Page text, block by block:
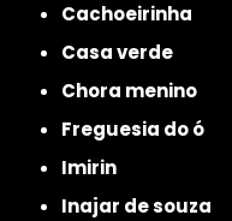
cachoeirinha
casa verde
chora menino
freguesia do ó
imirin
inajar de souza